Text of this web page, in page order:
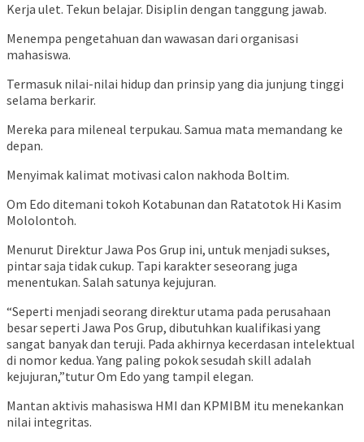
Kerja ulet. Tekun belajar. Disiplin dengan tanggung jawab.
Menempa pengetahuan dan wawasan dari organisasi
mahasiswa.
Termasuk nilai-nilai hidup dan prinsip yang dia junjung tinggi
selama berkarir.
Mereka para mileneal terpukau. Samua mata memandang ke
depan.
Menyimak kalimat motivasi calon nakhoda Boltim.
Om Edo ditemani tokoh Kotabunan dan Ratatotok Hi Kasim
Mololontoh.
Menurut Direktur Jawa Pos Grup ini, untuk menjadi sukses,
pintar saja tidak cukup. Tapi karakter seseorang juga
menentukan. Salah satunya kejujuran.
“Seperti menjadi seorang direktur utama pada perusahaan
besar seperti Jawa Pos Grup, dibutuhkan kualifikasi yang
sangat banyak dan teruji. Pada akhirnya kecerdasan intelektual
di nomor kedua. Yang paling pokok sesudah skill adalah
kejujuran,”tutur Om Edo yang tampil elegan.
Mantan aktivis mahasiswa HMI dan KPMIBM itu menekankan
nilai integritas.